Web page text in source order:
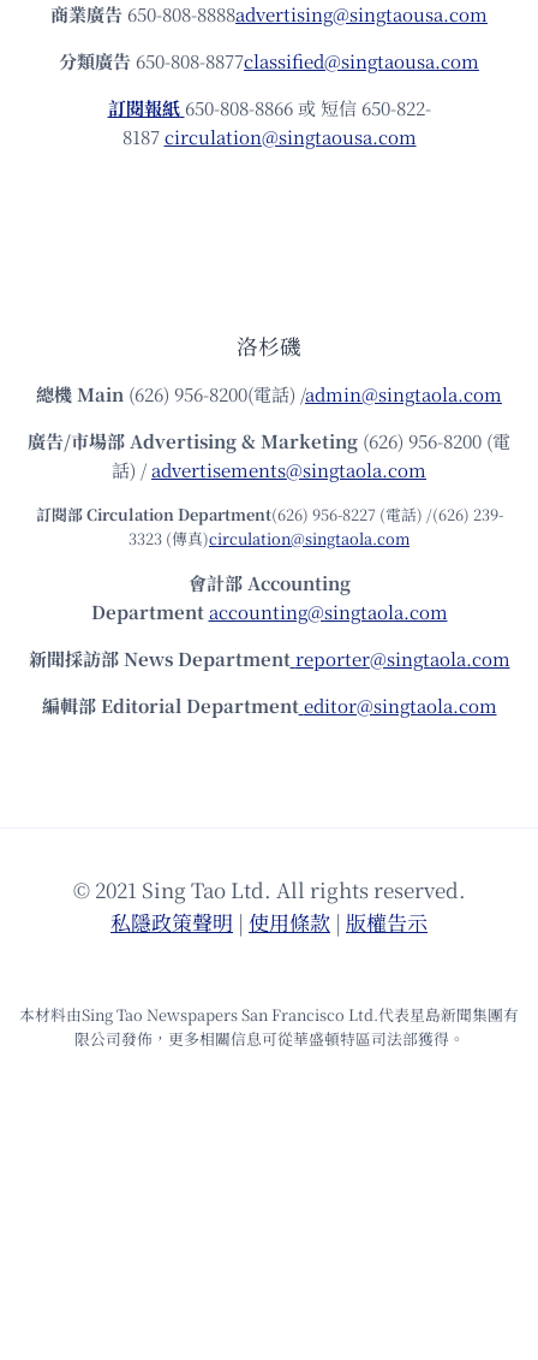
商業廣告 650-808-8888advertising@singtaousa.com
分類廣告 650-808-8877classified@singtaousa.com
訂閱報紙 650-808-8866 或 短信 650-822-
8187circulation@singtaousa.com
洛杉磯
總機Main (626) 956-8200(電話) /admin@singtaola.com
廣告/市場部Advertising & Marketing (626) 956-8200 (電
話) /advertisements@singtaola.com
訂閱部 Circulation Department(626) 956-8227 (電話) /(626) 239-
3323 (傳真)circulation@singtaola.com
會計部 Accounting
Department accounting@singtaola.com
新聞採訪部 News Department reporter@singtaola.com
編輯部 Editorial Department editor@singtaola.com
© 2021 Sing Tao Ltd. All rights reserved.
私隱政策聲明 | 使⽤條款 | 版權告⽰
本材料由Sing Tao Newspapers San Francisco Ltd.代表星島新聞集團有
限公司發佈，更多相關信息可從華盛頓特區司法部獲得。